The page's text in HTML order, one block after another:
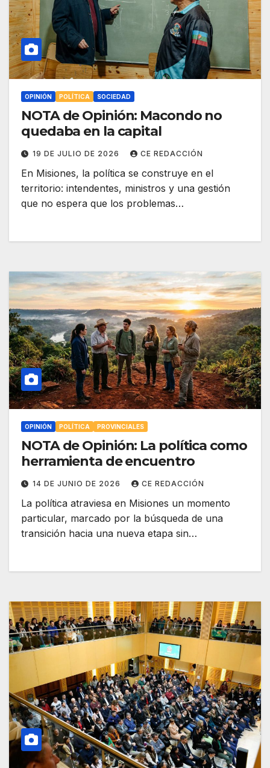
OPINIÓN POLÍTICA SOCIEDAD
NOTA de Opinión: Macondo no
quedaba en la capital
19 DE JULIO DE 2026 CE REDACCIÓN
En Misiones, la política se construye en el
territorio: intendentes, ministros y una gestión
que no espera que los problemas…
OPINIÓN POLÍTICA PROVINCIALES
NOTA de Opinión: La política como
herramienta de encuentro
14 DE JUNIO DE 2026 CE REDACCIÓN
La política atraviesa en Misiones un momento
particular, marcado por la búsqueda de una
transición hacia una nueva etapa sin…